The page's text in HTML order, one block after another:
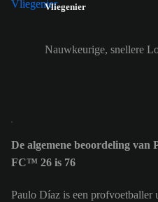
Vliegenier
Nauwkeurige, snellere
De algemene beoordeling van
FC™ 26 is 76
Paulo Díaz is een profvoetballer